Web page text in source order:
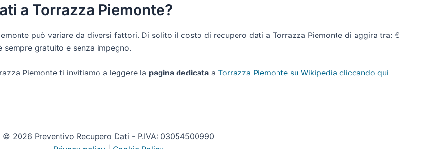
a Torrazza Piemonte?
può variare da diversi fattori. Di solito il costo di recupero dati a Torrazza Piemonte di aggira tra: €
gratuito e senza impegno.
Piemonte ti invitiamo a leggere la pagina dedicata a Torrazza Piemonte su Wikipedia cliccando qui.
© 2026 Preventivo Recupero Dati - P.IVA: 03054500990